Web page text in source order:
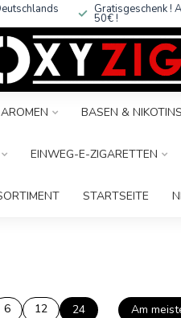
Gratisgeschenk !
50€ !
AROMEN BASEN &
EINWEG-E-ZIGARETTEN
STARTSEITE
6 12
24
Am